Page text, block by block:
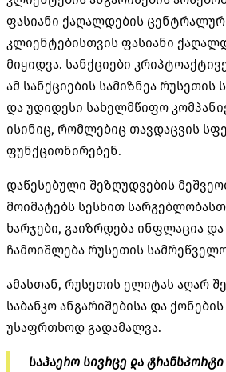
ფასიანი ქაღალდების ცენტრალურ
კლიენტებისთვის ფასიანი
მიყიდვა. სანქციები
ამ სანქციების სამიზნეა რუსეთის
და უდიდესი სახელმწიფო
ისინიც, რომლებიც თავდაცვის
ფუნქციონირებენ.
დაწესებული შეზღუდვების
მოიმატებს სესხით
ხარჯები, გაიზრდება ინფლაცია
ჩამოიშლება რუსეთის სამრეწველო
ამასთან, რუსეთის ელიტას აღარ
საბანკო ანგარიშებისა და
უსაფრთხოდ გადამალვა.
საჰაერო სივრცე და ტრანსპორტი